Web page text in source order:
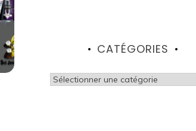
CATÉGORIES
Catégories